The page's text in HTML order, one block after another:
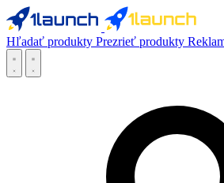
Hľadať produkty Prezrieť produkty